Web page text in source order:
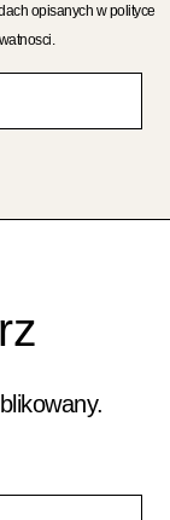
opisanych w polityce